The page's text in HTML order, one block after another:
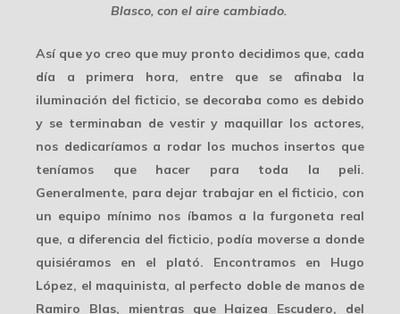
Blasco, con el aire cambiado.
Así que yo creo que muy pronto decidimos que, cada
día a primera hora, entre que se afinaba la
iluminación del ficticio, se decoraba como es debido
y se terminaban de vestir y maquillar los actores,
nos dedicaríamos a rodar los muchos insertos que
teníamos que hacer para toda la peli.
Generalmente, para dejar trabajar en el ficticio, con
un equipo mínimo nos íbamos a la furgoneta real
que, a diferencia del ficticio, podía moverse a donde
quisiéramos en el plató. Encontramos en Hugo
López, el maquinista, al perfecto doble de manos de
Ramiro Blas, mientras que Haizea Escudero, del